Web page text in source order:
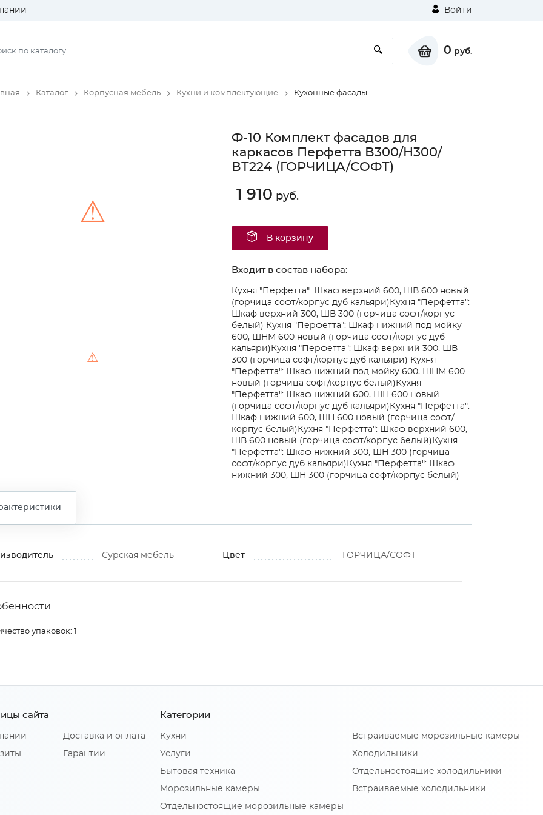
Войти
0 руб.
Каталог Корпусная мебель Кухни и комплектующие Кухонные фасады
⚠
⚠
Ф-10 Комплект фасадов для
каркасов Перфетта В300/Н300/
ВТ224 (ГОРЧИЦА/СОФТ)
1 910 руб.
В корзину
Входит в состав набора:
Кухня "Перфетта": Шкаф верхний 600, ШВ 600 новый
(горчица софт/корпус дуб кальяри) Кухня "Перфетта":
Шкаф верхний 300, ШВ 300 (горчица софт/корпус
белый) Кухня "Перфетта": Шкаф нижний под мойку
600, ШНМ 600 новый (горчица софт/корпус дуб
кальяри) Кухня "Перфетта": Шкаф верхний 300, ШВ
300 (горчица софт/корпус дуб кальяри) Кухня
"Перфетта": Шкаф нижний под мойку 600, ШНМ 600
новый (горчица софт/корпус белый) Кухня
"Перфетта": Шкаф нижний 600, ШН 600 новый
(горчица софт/корпус дуб кальяри) Кухня "Перфетта":
Шкаф нижний 600, ШН 600 новый (горчица софт/
корпус белый) Кухня "Перфетта": Шкаф верхний 600,
ШВ 600 новый (горчица софт/корпус белый) Кухня
"Перфетта": Шкаф нижний 300, ШН 300 (горчица
софт/корпус дуб кальяри) Кухня "Перфетта": Шкаф
нижний 300, ШН 300 (горчица софт/корпус белый)
Сурская мебель Цвет ГОРЧИЦА/СОФТ
упаковок: 1
сайта
Доставка и оплата
Гарантии
Категории
Кухни
Услуги
Бытовая техника
Морозильные камеры
Отдельностоящие морозильные камеры
Встраиваемые морозильные камеры
Холодильники
Отдельностоящие холодильники
Встраиваемые холодильники